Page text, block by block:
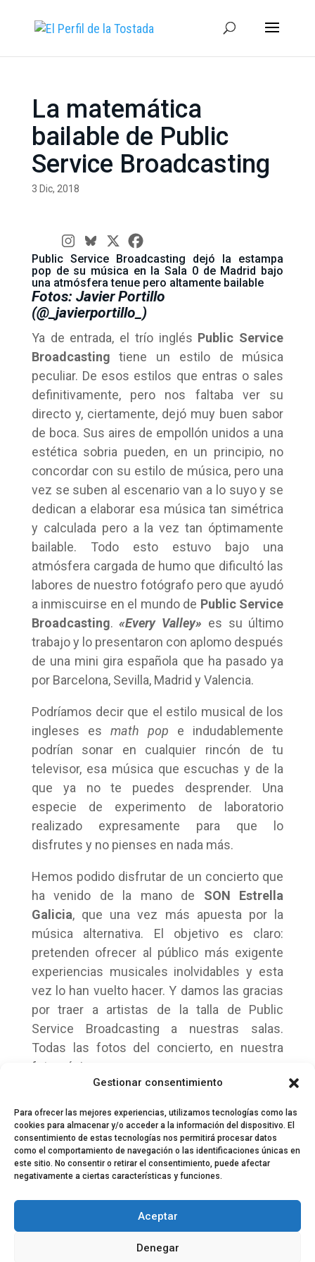
Gestionar consentimiento
Para ofrecer las mejores experiencias, utilizamos tecnologías como las
cookies para almacenar y/o acceder a la información del dispositivo. El
consentimiento de estas tecnologías nos permitirá procesar datos
como el comportamiento de navegación o las identificaciones únicas en
este sitio. No consentir o retirar el consentimiento, puede afectar
negativamente a ciertas características y funciones.
Aceptar
Denegar
La matemática
bailable de Public
Service Broadcasting
3 Dic, 2018
Public Service Broadcasting dejó la estampa
pop de su música en la Sala 0 de Madrid bajo
una atmósfera tenue pero altamente bailable
Fotos: Javier Portillo
(@_javierportillo_)
Ya de entrada, el trío inglés Public Service
Broadcasting tiene un estilo de música
peculiar. De esos estilos que entras o sales
definitivamente, pero nos faltaba ver su
directo y, ciertamente, dejó muy buen sabor
de boca. Sus aires de empollón unidos a una
estética sobria pueden, en un principio, no
concordar con su estilo de música, pero una
vez se suben al escenario van a lo suyo y se
dedican a elaborar esa música tan simétrica
y calculada pero a la vez tan óptimamente
bailable. Todo esto estuvo bajo una
atmósfera cargada de humo que dificultó las
labores de nuestro fotógrafo pero que ayudó
a inmiscuirse en el mundo de Public Service
Broadcasting.«Every Valley» es su último
trabajo y lo presentaron con aplomo después
de una mini gira española que ha pasado ya
por Barcelona, Sevilla, Madrid y Valencia.
Podríamos decir que el estilo musical de los
ingleses es math pop e indudablemente
podrían sonar en cualquier rincón de tu
televisor, esa música que escuchas y de la
que ya no te puedes desprender. Una
especie de experimento de laboratorio
realizado expresamente para que lo
disfrutes y no pienses en nada más.
Hemos podido disfrutar de un concierto que
ha venido de la mano de SON Estrella
Galicia, que una vez más apuesta por la
música alternativa. El objetivo es claro:
pretenden ofrecer al público más exigente
experiencias musicales inolvidables y esta
vez lo han vuelto hacer. Y damos las gracias
por traer a artistas de la talla de Public
Service Broadcasting a nuestras salas.
Todas las fotos del concierto, en nuestra
fotocrónica.
Equipo EPDLT Contacto